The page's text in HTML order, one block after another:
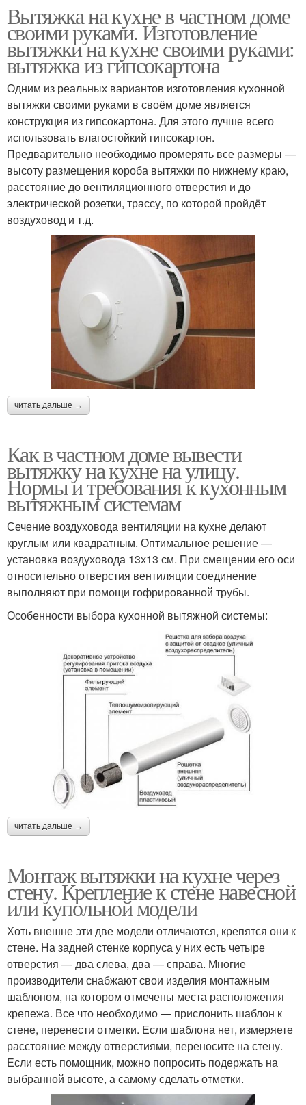
Вытяжка на кухне в частном доме
своими руками. Изготовление
вытяжки на кухне своими руками:
вытяжка из гипсокартона
Одним из реальных вариантов изготовления кухонной
вытяжки своими руками в своём доме является
конструкция из гипсокартона. Для этого лучше всего
использовать влагостойкий гипсокартон.
Предварительно необходимо промерять все размеры —
высоту размещения короба вытяжки по нижнему краю,
расстояние до вентиляционного отверстия и до
электрической розетки, трассу, по которой пройдёт
воздуховод и т.д.
читать дальше →
Как в частном доме вывести
вытяжку на кухне на улицу.
Нормы и требования к кухонным
вытяжным системам
Сечение воздуховода вентиляции на кухне делают
круглым или квадратным. Оптимальное решение —
установка воздуховода 13х13 см. При смещении его оси
относительно отверстия вентиляции соединение
выполняют при помощи гофрированной трубы.
Особенности выбора кухонной вытяжной системы:
читать дальше →
Монтаж вытяжки на кухне через
стену. Крепление к стене навесной
или купольной модели
Хоть внешне эти две модели отличаются, крепятся они к
стене. На задней стенке корпуса у них есть четыре
отверстия — два слева, два — справа. Многие
производители снабжают свои изделия монтажным
шаблоном, на котором отмечены места расположения
крепежа. Все что необходимо — прислонить шаблон к
стене, перенести отметки. Если шаблона нет, измеряете
расстояние между отверстиями, переносите на стену.
Если есть помощник, можно попросить подержать на
выбранной высоте, а самому сделать отметки.